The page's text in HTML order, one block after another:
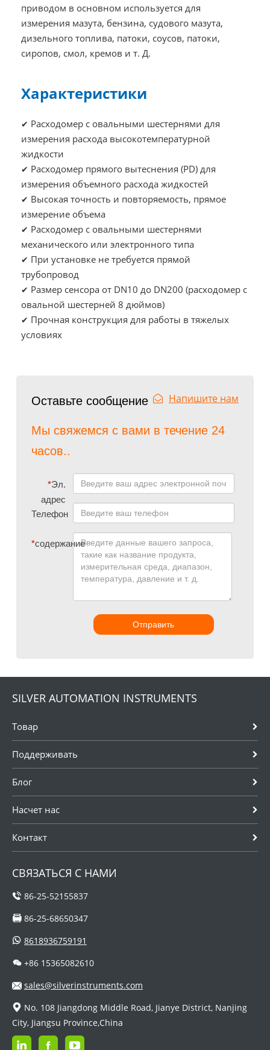
приводом в основном используется для
измерения мазута, бензина, судового мазута,
дизельного топлива, патоки, соусов, патоки,
сиропов, смол, кремов и т. Д.
Характеристики
✔ Расходомер с овальными шестернями для
измерения расхода высокотемпературной
жидкости
✔ Расходомер прямого вытеснения (PD) для
измерения объемного расхода жидкостей
✔ Высокая точность и повторяемость, прямое
измерение объема
✔ Расходомер с овальными шестернями
механического или электронного типа
✔ При установке не требуется прямой
трубопровод
✔ Размер сенсора от DN10 до DN200 (расходомер с
овальной шестерней 8 дюймов)
✔ Прочная конструкция для работы в тяжелых
условиях
Оставьте сообщение Напишите нам
Мы свяжемся с вами в течение 24
часов..
*Эл.
адрес
Телефон
*содержание
Отправить
SILVER AUTOMATION INSTRUMENTS
Товар
Поддерживать
Блог
Насчет нас
Контакт
СВЯЗАТЬСЯ С НАМИ
86-25-52155837
86-25-68650347
8618936759191
+86 15365082610
sales@silverinstruments.com
No. 108 Jiangdong Middle Road, Jianye District, Nanjing
City, Jiangsu Province,China